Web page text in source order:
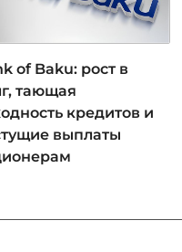
of Baku: рост в
тающая
кредитов и
выплаты